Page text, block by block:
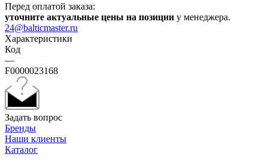
Перед оплатой заказа:
уточните актуальные цены на позиции у менеджера.
24@balticmaster.ru
Характеристики
Код
—
F0000023168
Задать вопрос
Бренды
Наши клиенты
Каталог